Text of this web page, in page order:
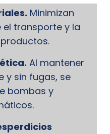
Minimizan
transporte y la
Al mantener
y sin fugas, se
bombas y